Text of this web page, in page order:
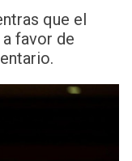
que el
favor de